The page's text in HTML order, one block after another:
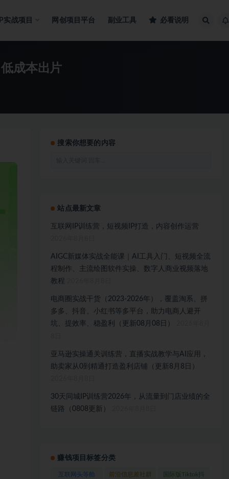
实战项目 网创项目平台 副业工具 必看说明
成本出片
搜索你想要的内容
站点最新文章
互联网IP训练营，短视频IP打造，内容创作运营
AIGC新媒体实战全能课｜AI工具入门、短视频全流
程制作、主流绘图软件实操、数字人商业视频落地
教程
电商圈实战干货（2023-2026年），覆盖淘系、拼
多多、抖音、小红书等多平台，助力电商人避开
坑、提效率、稳盈利（更新08月08日）
亚马逊实操通关训练营，直播实战教学与AI应用，
助卖家从0到精通打造盈利店铺（更新8月8日）
30天同城IP训练营2026年，从流量到门店业绩的全
链路（0808更新）
赚钱项目标签分类
互联网头等舱 前沿信息差社群 国际版Tiktok抖